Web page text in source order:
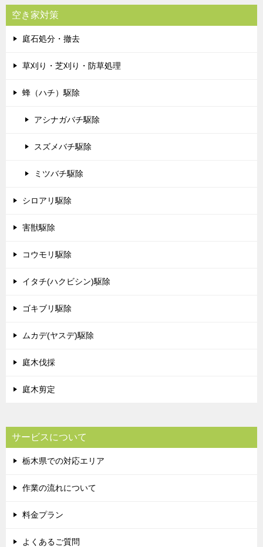
空き家対策
庭石処分・撤去
草刈り・芝刈り・防草処理
蜂（ハチ）駆除
アシナガバチ駆除
スズメバチ駆除
ミツバチ駆除
シロアリ駆除
害獣駆除
コウモリ駆除
イタチ(ハクビシン)駆除
ゴキブリ駆除
ムカデ(ヤスデ)駆除
庭木伐採
庭木剪定
サービスについて
栃木県での対応エリア
作業の流れについて
料金プラン
よくあるご質問